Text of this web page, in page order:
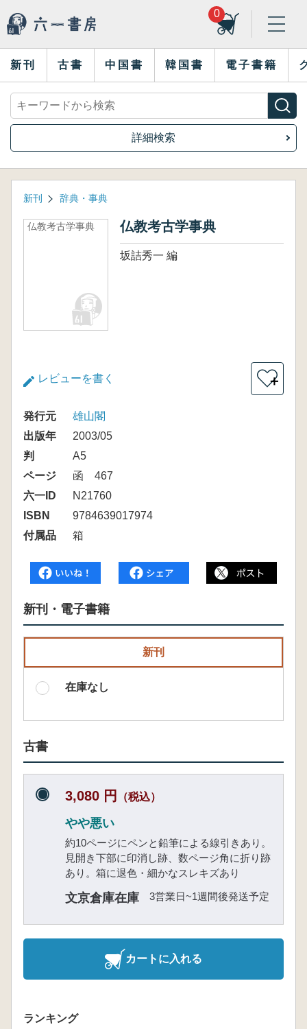
0
新刊 古書 中国書 韓国書 電子書籍
詳細検索
新刊 辞典・事典
仏教考古学事典 仏教考古学事典
坂詰秀一 編
レビューを書く ＋
発行元
雄山閣
出版年
2003/05
判
A5
ページ
函 467
六一ID
N21760
ISBN
9784639017974
付属品
箱
新刊・電子書籍
新刊
在庫なし
古書
3,080 円 （税込）
やや悪い
約10ページにペンと鉛筆による線引きあり。
見開き下部に印消し跡、数ページ角に折り跡
あり。箱に退色・細かなスレキズあり
文京倉庫在庫 3営業日~1週間後発送予定
カートに入れる
ランキング